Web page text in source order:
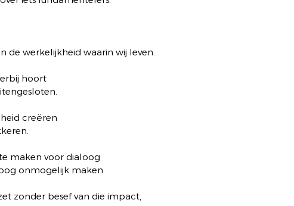
de werkelijkheid waarin wij leven.
hoort
creëren
maken voor dialoog
onmogelijk maken.
zonder besef van die impact,